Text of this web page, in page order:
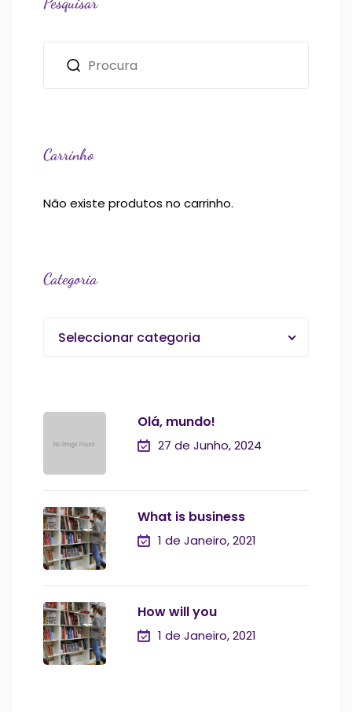
Carrinho
Não existe produtos no carrinho.
Categoria
Seleccionar categoria
Olá, mundo!
27 de Junho, 2024
What is business
1 de Janeiro, 2021
How will you
1 de Janeiro, 2021